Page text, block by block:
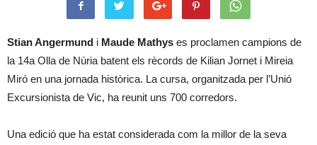
Stian Angermund i Maude Mathys es proclamen campions de
la 14a Olla de Núria batent els rècords de Kilian Jornet i Mireia
Miró en una jornada històrica. La cursa, organitzada per l’Unió
Excursionista de Vic, ha reunit uns 700 corredors.
Una edició que ha estat considerada com la millor de la seva